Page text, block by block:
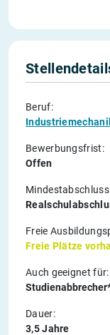
Beruf:
Bewerbungsfrist:
Offen
Freie
Freie Plätze
Auch geeignet für:
Dauer:
3,5 Jahre